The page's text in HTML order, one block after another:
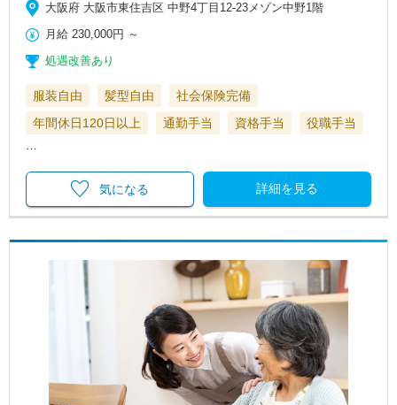
大阪府 大阪市東住吉区 中野4丁目12-23メゾン中野1階
月給 230,000円 ～
処遇改善あり
服装自由 髪型自由
社会保険完備
年間休日120日以上
通勤手当 資格手当 役職手当
…
詳細を見る
気になる